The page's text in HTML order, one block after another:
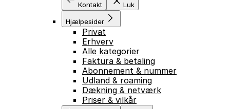
Kontakt Luk
Hjælpesider
Privat
Erhverv
Alle kategorier
Faktura & betaling
Abonnement & nummer
Udland & roaming
Dækning & netværk
Priser & vilkår